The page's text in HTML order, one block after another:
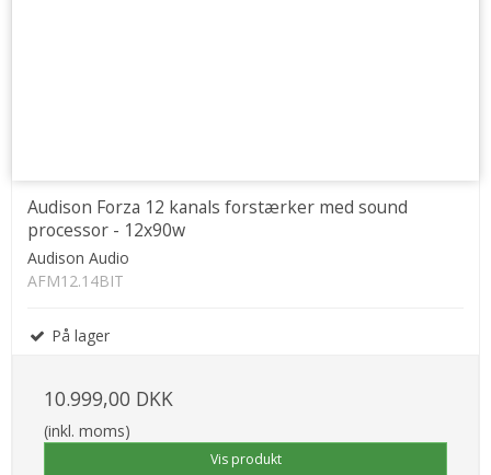
Audison Forza 12 kanals forstærker med sound
processor - 12x90w
Audison Audio
AFM12.14BIT
På lager
10.999,00 DKK
(inkl. moms)
Vis produkt